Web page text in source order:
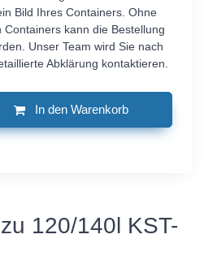
Bild Ihres Containers. Ohne
kann die Bestellung
Unser Team wird Sie nach
Abklärung kontaktieren.
In den Warenkorb
120/140l KST-